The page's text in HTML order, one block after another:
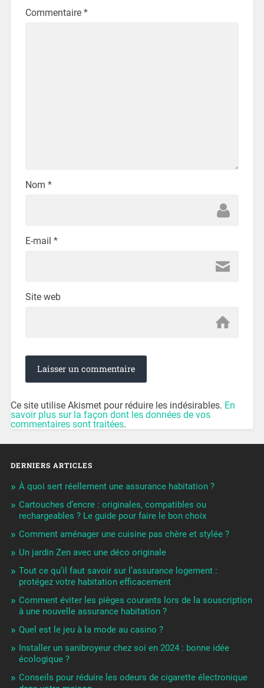
Commentaire *
Nom *
E-mail *
Site web
Ce site utilise Akismet pour réduire les indésirables. En
savoir plus sur la façon dont les données de vos
commentaires sont traitées.
DERNIERS ARTICLES
À quoi sert réellement une assurance habitation ?
Cartouches d’encre : originales, compatibles ou
rechargeables ? Le guide pour faire le bon choix
Comment aménager une cuisine pas chère et stylée ?
Un jardin Zen avec une déco originale
Tout ce qu’il faut savoir sur l’assurance logement :
protégez votre habitation efficacement
Comment éviter les pièges courants lors de la souscription
à une nouvelle assurance habitation ?
Quel est le jeu à la mode au casino ?
Installer un sanibroyeur chez soi en 2024 : bonne idée
écologique ?
Conseils pour réduire les odeurs de cigarette électronique